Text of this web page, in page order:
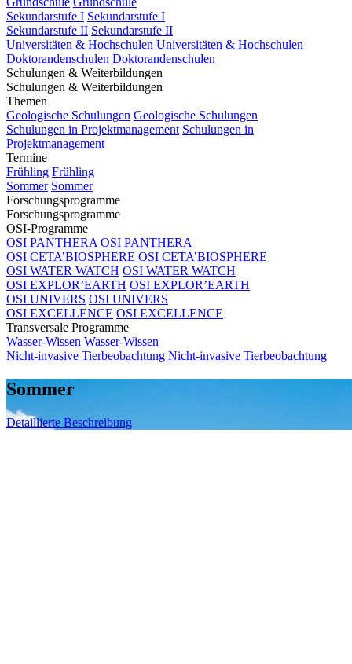
Sekundarstufe I Sekundarstufe I
Sekundarstufe II Sekundarstufe II
Universitäten & Hochschulen Universitäten & Hochschulen
Doktorandenschulen Doktorandenschulen
Schulungen & Weiterbildungen
Schulungen & Weiterbildungen
Themen
Geologische Schulungen Geologische Schulungen
Schulungen in Projektmanagement Schulungen in
Projektmanagement
Termine
Frühling Frühling
Sommer Sommer
Forschungsprogramme
Forschungsprogramme
OSI-Programme
OSI PANTHERA OSI PANTHERA
OSI CETA’BIOSPHERE OSI CETA’BIOSPHERE
OSI WATER WATCH OSI WATER WATCH
OSI EXPLOR’EARTH OSI EXPLOR’EARTH
OSI UNIVERS OSI UNIVERS
OSI EXCELLENCE OSI EXCELLENCE
Transversale Programme
Wasser-Wissen Wasser-Wissen
Nicht-invasive Tierbeobachtung Nicht-invasive Tierbeobachtung
Sommer
Detaillierte Beschreibung